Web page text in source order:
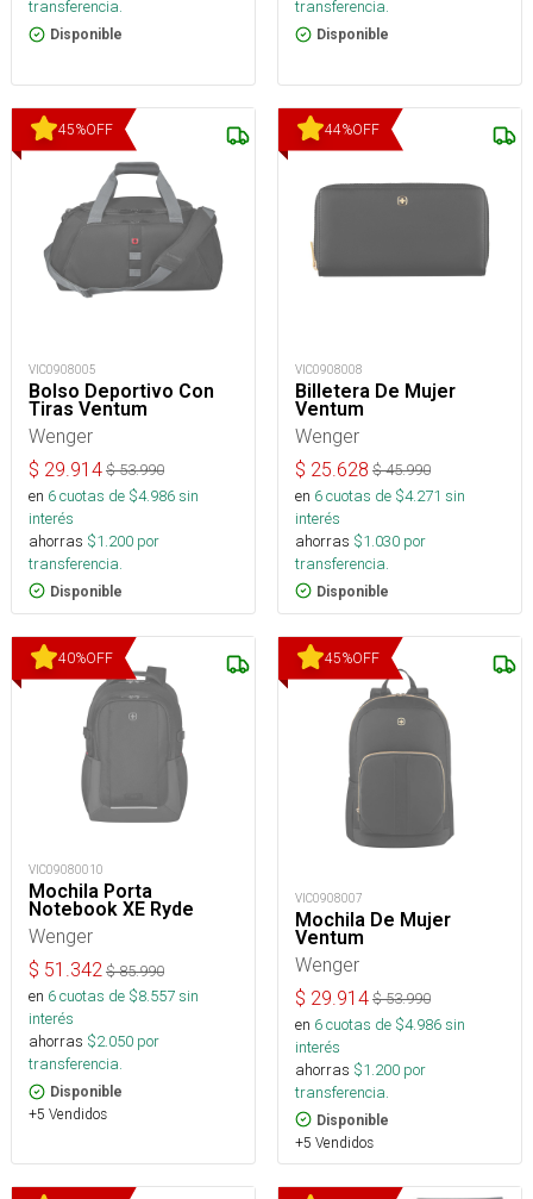
transferencia.
Disponible
transferencia.
Disponible
45%OFF
VIC0908005
Bolso Deportivo Con
Tiras Ventum
Wenger
$ 29.914 $53.990
en 6cuotas de $4.986sin
interés
ahorras $1.200 por
transferencia.
Disponible
44%OFF
VIC0908008
Billetera De Mujer
Ventum
Wenger
$ 25.628 $45.990
en 6cuotas de $4.271 sin
interés
ahorras $1.030 por
transferencia.
Disponible
40%OFF
VIC09080010
Mochila Porta
Notebook XE Ryde
Wenger
$ 51.342 $85.990
en 6cuotas de $8.557sin
interés
ahorras $2.050 por
transferencia.
Disponible
+5 Vendidos
45%OFF
VIC0908007
Mochila De Mujer
Ventum
Wenger
$ 29.914 $53.990
en 6cuotas de $4.986sin
interés
ahorras $1.200 por
transferencia.
Disponible
+5 Vendidos